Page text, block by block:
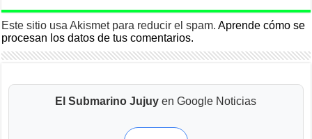
Este sitio usa Akismet para reducir el spam.Aprende cómo se
procesan los datos de tus comentarios.
El Submarino Jujuy en Google Noticias